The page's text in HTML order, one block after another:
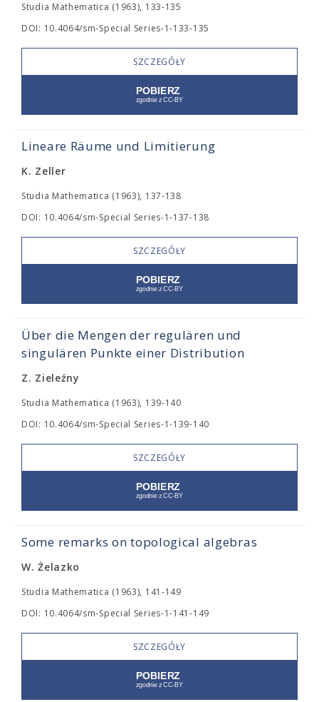
Studia Mathematica (1963), 133-135
DOI: 10.4064/sm-Special Series-1-133-135
SZCZEGÓŁY
Lineare Räume und Limitierung
K. Zeller
Studia Mathematica (1963), 137-138
DOI: 10.4064/sm-Special Series-1-137-138
SZCZEGÓŁY
Über die Mengen der regulären und
singulären Punkte einer Distribution
Z. Zieleźny
Studia Mathematica (1963), 139-140
DOI: 10.4064/sm-Special Series-1-139-140
SZCZEGÓŁY
Some remarks on topological algebras
W. Żelazko
Studia Mathematica (1963), 141-149
DOI: 10.4064/sm-Special Series-1-141-149
SZCZEGÓŁY